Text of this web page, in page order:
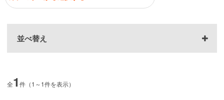
並べ替え
全1 件（1～1件を表示）